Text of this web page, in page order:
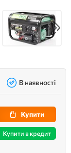
В наявності
Купити
Купити в кредит